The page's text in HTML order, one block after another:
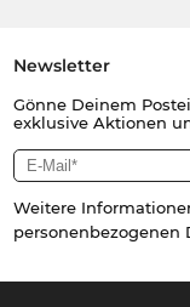
Newsletter
Gönne Deinem
exklusive Aktionen
Weitere
personenbezogenen